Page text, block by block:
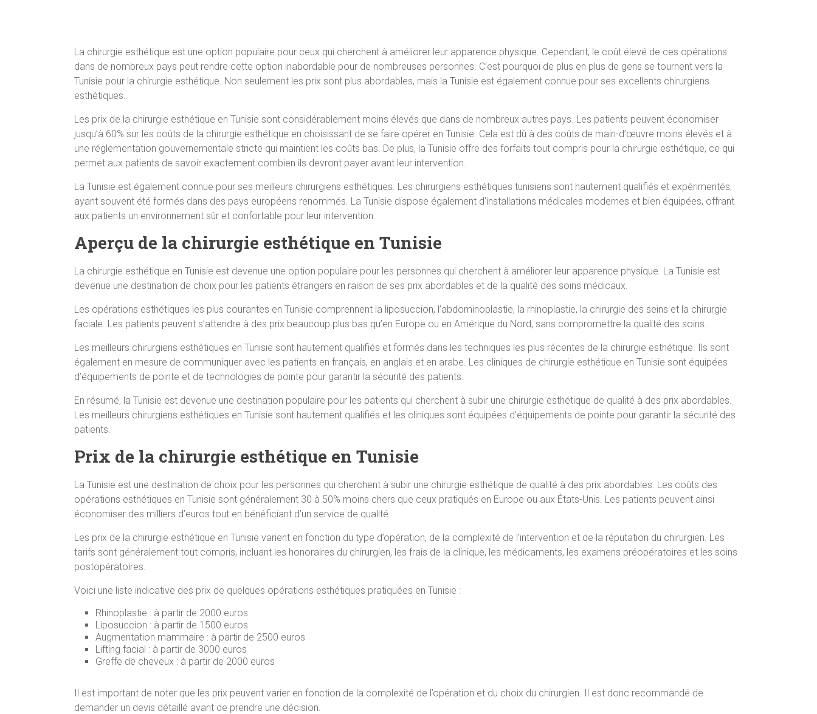
La chirurgie esthétique est une option populaire pour ceux qui cherchent à améliorer leur apparence physique. Cependant, le coût élevé de ces opérations
dans de nombreux pays peut rendre cette option inabordable pour de nombreuses personnes. C’est pourquoi de plus en plus de gens se tournent vers la
Tunisie pour la chirurgie esthétique. Non seulement les prix sont plus abordables, mais la Tunisie est également connue pour ses excellents chirurgiens
esthétiques.
Les prix de la chirurgie esthétique en Tunisie sont considérablement moins élevés que dans de nombreux autres pays. Les patients peuvent économiser
jusqu’à 60% sur les coûts de la chirurgie esthétique en choisissant de se faire opérer en Tunisie. Cela est dû à des coûts de main-d’œuvre moins élevés et à
une réglementation gouvernementale stricte qui maintient les coûts bas. De plus, la Tunisie offre des forfaits tout compris pour la chirurgie esthétique, ce qui
permet aux patients de savoir exactement combien ils devront payer avant leur intervention.
La Tunisie est également connue pour ses meilleurs chirurgiens esthétiques. Les chirurgiens esthétiques tunisiens sont hautement qualifiés et expérimentés,
ayant souvent été formés dans des pays européens renommés. La Tunisie dispose également d’installations médicales modernes et bien équipées, offrant
aux patients un environnement sûr et confortable pour leur intervention.
Aperçu de la chirurgie esthétique en Tunisie
La chirurgie esthétique en Tunisie est devenue une option populaire pour les personnes qui cherchent à améliorer leur apparence physique. La Tunisie est
devenue une destination de choix pour les patients étrangers en raison de ses prix abordables et de la qualité des soins médicaux.
Les opérations esthétiques les plus courantes en Tunisie comprennent la liposuccion, l’abdominoplastie, la rhinoplastie, la chirurgie des seins et la chirurgie
faciale. Les patients peuvent s’attendre à des prix beaucoup plus bas qu’en Europe ou en Amérique du Nord, sans compromettre la qualité des soins.
Les meilleurs chirurgiens esthétiques en Tunisie sont hautement qualifiés et formés dans les techniques les plus récentes de la chirurgie esthétique. Ils sont
également en mesure de communiquer avec les patients en français, en anglais et en arabe. Les cliniques de chirurgie esthétique en Tunisie sont équipées
d’équipements de pointe et de technologies de pointe pour garantir la sécurité des patients.
En résumé, la Tunisie est devenue une destination populaire pour les patients qui cherchent à subir une chirurgie esthétique de qualité à des prix abordables.
Les meilleurs chirurgiens esthétiques en Tunisie sont hautement qualifiés et les cliniques sont équipées d’équipements de pointe pour garantir la sécurité des
patients.
Prix de la chirurgie esthétique en Tunisie
La Tunisie est une destination de choix pour les personnes qui cherchent à subir une chirurgie esthétique de qualité à des prix abordables. Les coûts des
opérations esthétiques en Tunisie sont généralement 30 à 50% moins chers que ceux pratiqués en Europe ou aux États-Unis. Les patients peuvent ainsi
économiser des milliers d’euros tout en bénéficiant d’un service de qualité.
Les prix de la chirurgie esthétique en Tunisie varient en fonction du type d’opération, de la complexité de l’intervention et de la réputation du chirurgien. Les
tarifs sont généralement tout compris, incluant les honoraires du chirurgien, les frais de la clinique, les médicaments, les examens préopératoires et les soins
postopératoires.
Voici une liste indicative des prix de quelques opérations esthétiques pratiquées en Tunisie :
Rhinoplastie : à partir de 2000 euros
Liposuccion : à partir de 1500 euros
Augmentation mammaire : à partir de 2500 euros
Lifting facial : à partir de 3000 euros
Greffe de cheveux : à partir de 2000 euros
Il est important de noter que les prix peuvent varier en fonction de la complexité de l’opération et du choix du chirurgien. Il est donc recommandé de
demander un devis détaillé avant de prendre une décision.